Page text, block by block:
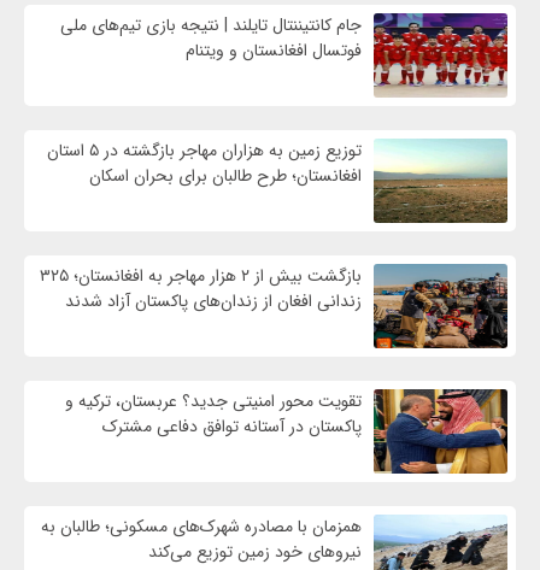
جام کانتیننتال تایلند | نتیجه بازی تیم‌های ملی
فوتسال افغانستان و ویتنام
توزیع زمین به هزاران مهاجر بازگشته در ۵ استان
افغانستان؛ طرح طالبان برای بحران اسکان
بازگشت بیش از ۲ هزار مهاجر به افغانستان؛ ۳۲۵
زندانی افغان از زندان‌های پاکستان آزاد شدند
تقویت محور امنیتی جدید؟ عربستان، ترکیه و
پاکستان در آستانه توافق دفاعی مشترک
همزمان با مصادره شهرک‌های مسکونی؛ طالبان به
نیروهای خود زمین توزیع می‌کند